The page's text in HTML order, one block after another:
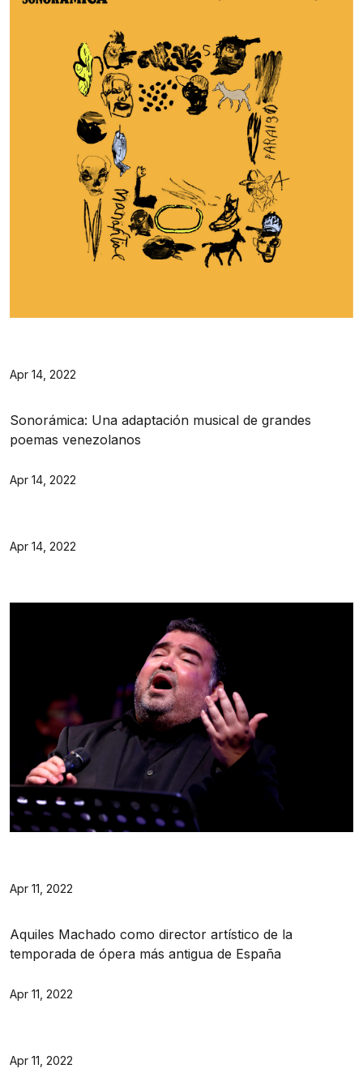
Apr 14, 2022
Sonorámica: Una adaptación musical de grandes
poemas venezolanos
Apr 14, 2022
Apr 14, 2022
Apr 11, 2022
Aquiles Machado como director artístico de la
temporada de ópera más antigua de España
Apr 11, 2022
Apr 11, 2022